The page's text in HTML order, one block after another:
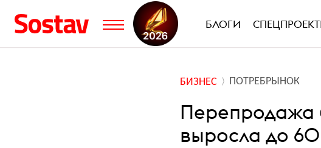
БЛОГИ
БИЗНЕС ПОТРЕБРЫНОК
Перепродажа
выросла до